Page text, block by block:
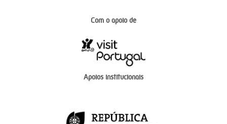
Com o apoio de
Apoios institucionais